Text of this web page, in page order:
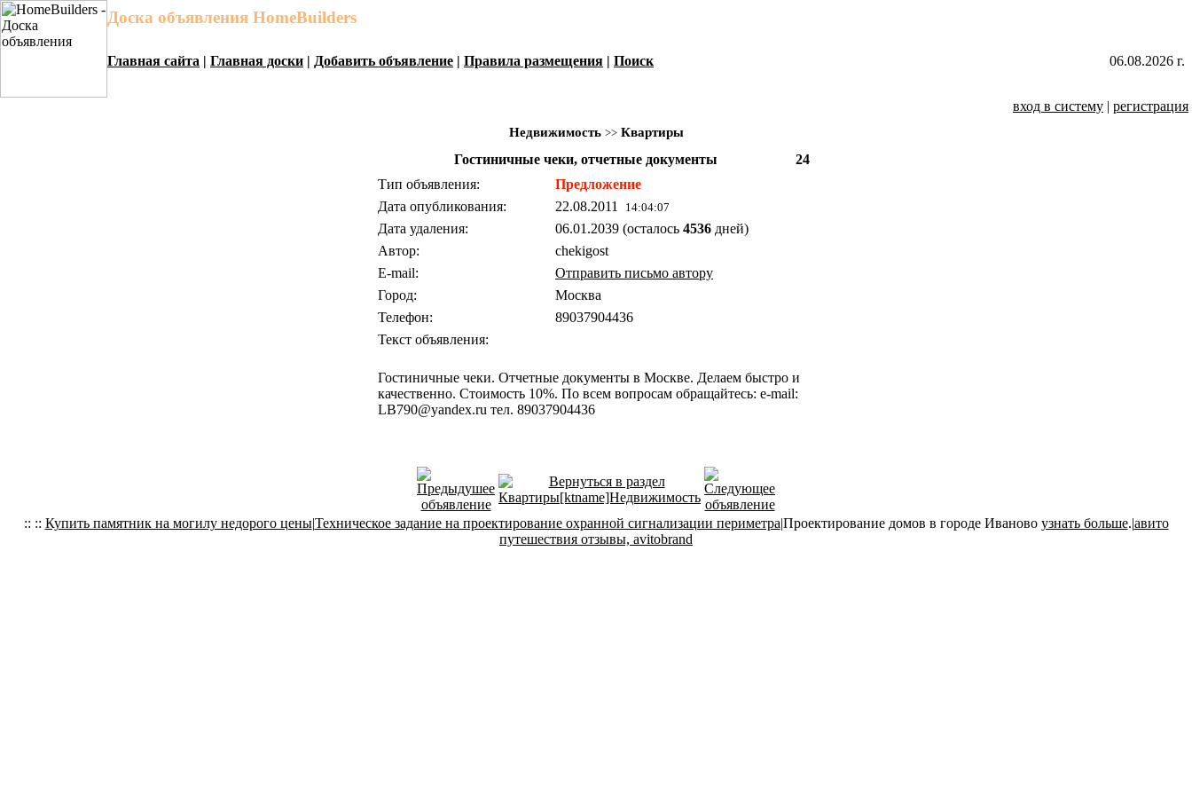
Доска объявления HomeBuilders
Главная сайта | Главная доски | Добавить объявление | Правила размещения | Поиск 06.08.2026 г.
вход в систему | регистрация
Недвижимость >> Квартиры
Гостиничные чеки, отчетные документы
24
Тип объявления:
Предложение
Дата опубликования:
22.08.2011 14:04:07
Дата удаления: 06.01.2039 (осталось 4536 дней)
Автор:
chekigost
E-mail:
Отправить письмо автору
Город:
Москва
Телефон:
89037904436
Текст объявления:
Гостиничные чеки. Отчетные документы в Москве. Делаем быстро и
качественно. Стоимость 10%. По всем вопросам обращайтесь: e-mail:
LB790@yandex.ru тел. 89037904436
:: :: Купить памятник на могилу недорого цены|Техническое задание на проектирование охранной сигнализации периметра|Проектирование домов в городе Иваново узнать больше.|авито
путешествия отзывы, avitobrand